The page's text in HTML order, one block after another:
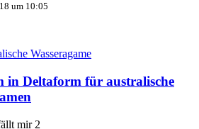
um 10:05
Wasseragame
in Deltaform für australische
2